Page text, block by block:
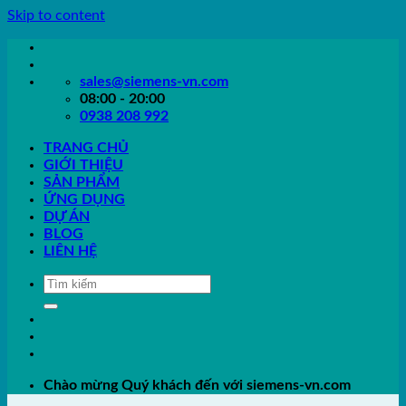
Skip to content
sales@siemens-vn.com
08:00 - 20:00
0938 208 992
TRANG CHỦ
GIỚI THIỆU
SẢN PHẨM
ỨNG DỤNG
DỰ ÁN
BLOG
LIÊN HỆ
Chào mừng Quý khách đến với siemens-vn.com